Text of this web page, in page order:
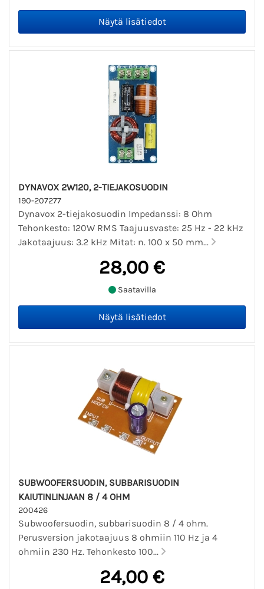
DYNAVOX 2W120, 2-TIEJAKOSUODIN
190-207277
Dynavox 2-tiejakosuodin Impedanssi: 8 Ohm
Tehonkesto: 120W RMS Taajuusvaste: 25 Hz - 22 kHz
Jakotaajuus: 3.2 kHz Mitat: n. 100 x 50 mm...
28,00 €
Saatavilla
SUBWOOFERSUODIN, SUBBARISUODIN
KAIUTINLINJAAN 8 / 4 OHM
200426
Subwoofersuodin, subbarisuodin 8 / 4 ohm.
Perusversion jakotaajuus 8 ohmiin 110 Hz ja 4
ohmiin 230 Hz. Tehonkesto 100...
24,00 €